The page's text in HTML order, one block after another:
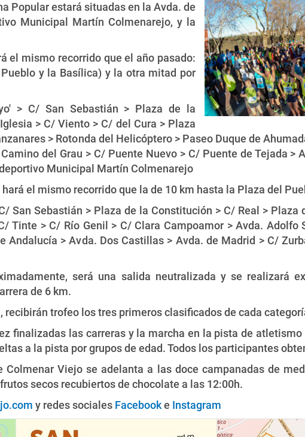
Popular estará situadas en la Avda. de
Municipal Martín Colmenarejo, y la
el mismo recorrido que el año pasado:
y la Basílica) y la otra mitad por
> C/ San Sebastián > Plaza de la
> C/ Viento > C/ del Cura > Plaza
> Rotonda del Helicóptero > Paseo Duque de
del Grau > C/ Puente Nuevo > C/ Puente de Tejada >
Municipal Martín Colmenarejo
el mismo recorrido que la de 10 km hasta la Plaza del
San Sebastián > Plaza de la Constitución > C/ Real >
Tinte > C/ Río Genil > C/ Clara Campoamor > Avda. Adolfo
Andalucía > Avda. Dos Castillas > Avda. de Madrid > C/
será una salida neutralizada y se realizará
de 6 km.
trofeo los tres primeros clasificados de cada
finalizadas las carreras y la marcha en la pista de
a la pista por grupos de edad. Todos los participantes
Viejo se adelanta a las doce campanadas de
secos recubiertos de chocolate a las 12:00h.
y redes sociales Facebooke Instagram